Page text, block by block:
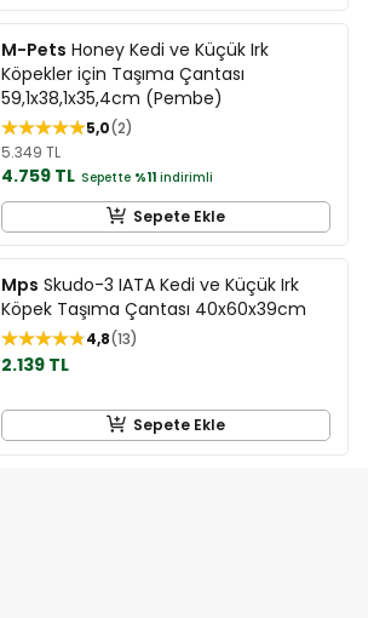
M-Pets Honey Kedi ve Küçük Irk
Köpekler için Taşıma Çantası
59,1x38,1x35,4cm (Pembe)
5,0 2
5.349 TL
4.759 TL Sepette %11 indirimli
Sepete Ekle
Mps Skudo-3 IATA Kedi ve Küçük Irk
Köpek Taşıma Çantası 40x60x39cm
4,8 13
2.139 TL
Sepete Ekle